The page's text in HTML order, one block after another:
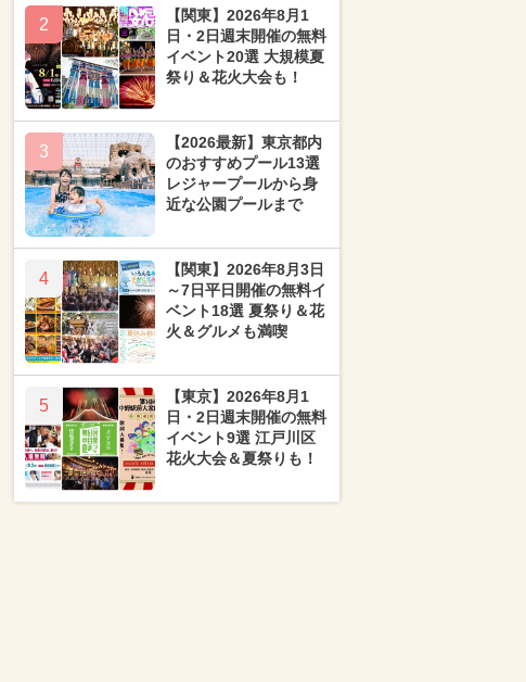
2
【関東】2026年8月1
日・2日週末開催の無料
イベント20選 大規模夏
祭り＆花火大会も！
3
【2026最新】東京都内
のおすすめプール13選
レジャープールから身
近な公園プールまで
4
【関東】2026年8月3日
～7日平日開催の無料イ
ベント18選 夏祭り＆花
火＆グルメも満喫
5
【東京】2026年8月1
日・2日週末開催の無料
イベント9選 江戸川区
花火大会＆夏祭りも！